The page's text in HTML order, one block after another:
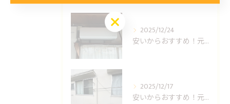
2025/12/24
安いからおすすめ！元消防士の倉敷エアコン取り付け業者はUNO設備へ！
2025/12/17
安いからおすすめ！元消防士の岡山エアコン取り付け業者はUNO設備へ！
お問い合わせはこちら